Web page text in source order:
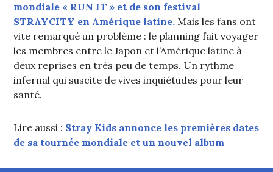
mondiale « RUN IT » et de son festival
STRAYCITY en Amérique latine. Mais les fans ont
vite remarqué un problème : le planning fait voyager
les membres entre le Japon et l’Amérique latine à
deux reprises en très peu de temps. Un rythme
infernal qui suscite de vives inquiétudes pour leur
santé.
Lire aussi : Stray Kids annonce les premières dates
de sa tournée mondiale et un nouvel album